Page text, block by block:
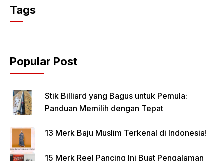
Tags
Popular Post
Stik Billiard yang Bagus untuk Pemula:
Panduan Memilih dengan Tepat
13 Merk Baju Muslim Terkenal di Indonesia!
15 Merk Reel Pancing Ini Buat Pengalaman